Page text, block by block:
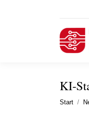
KI-
Sie
Start